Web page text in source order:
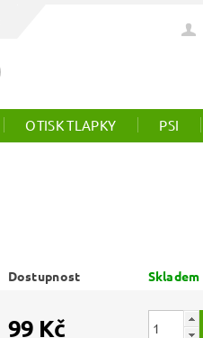
OTISK TLAPKY PSI
Dostupnost Skladem
99 Kč